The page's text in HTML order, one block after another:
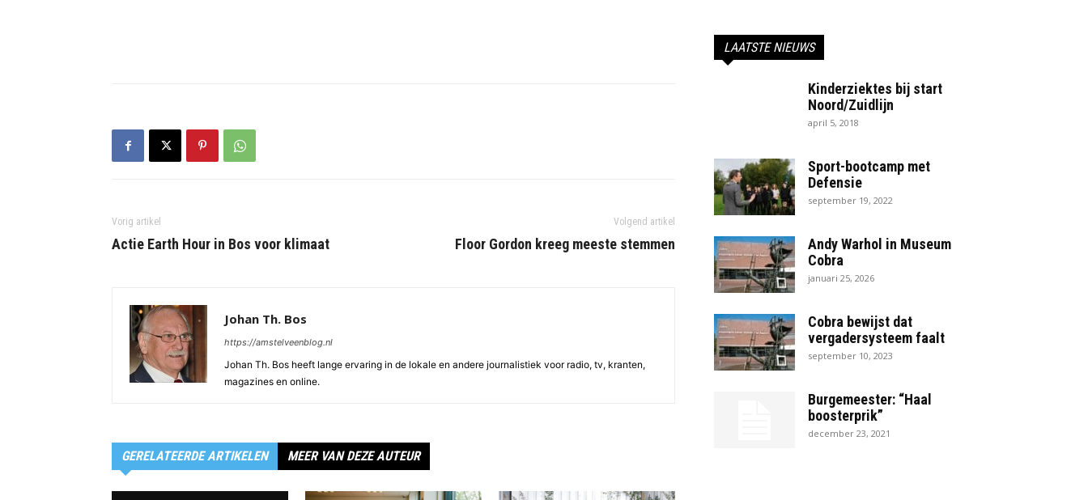
Vorig artikel
Actie Earth Hour in Bos voor klimaat
Volgend artikel
Floor Gordon kreeg meeste stemmen
Johan Th. Bos
https://amstelveenblog.nl
Johan Th. Bos heeft lange ervaring in de lokale en andere journalistiek voor radio, tv, kranten,
magazines en online.
GERELATEERDE ARTIKELEN MEER VAN DEZE AUTEUR
LAATSTE NIEUWS
Kinderziektes bij start
Noord/Zuidlijn
april 5, 2018
Sport-bootcamp met
Defensie
september 19, 2022
Andy Warhol in Museum
Cobra
januari 25, 2026
Cobra bewijst dat
vergadersysteem faalt
september 10, 2023
Burgemeester: “Haal
boosterprik”
december 23, 2021